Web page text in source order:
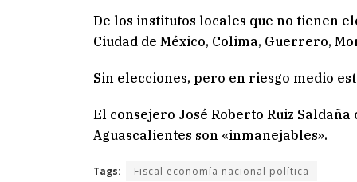
De los institutos locales que no tienen
Ciudad de México, Colima, Guerrero,
Sin elecciones, pero en riesgo medio
El consejero José Roberto Ruiz
Aguascalientes son «inmanejables».
Tags: Fiscal economía nacional política